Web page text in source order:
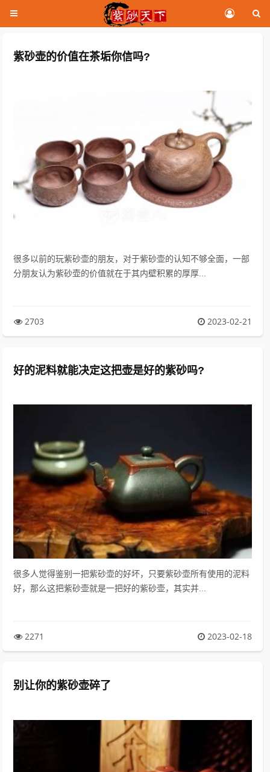
紫砂壶的价值在茶垢你信吗?
很多以前的玩紫砂壶的朋友，对于紫砂壶的认知不够全面，一部
分朋友认为紫砂壶的价值就在于其内壁积累的厚厚...
2703 2023-02-21
好的泥料就能决定这把壶是好的紫砂吗?
很多人觉得鉴别一把紫砂壶的好坏，只要紫砂壶所有使用的泥料
好，那么这把紫砂壶就是一把好的紫砂壶，其实并...
2271 2023-02-18
别让你的紫砂壶碎了